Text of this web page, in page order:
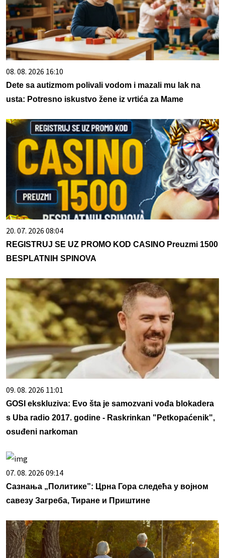
08. 08. 2026 16:10
Dete sa autizmom polivali vodom i mazali mu lak na
usta: Potresno iskustvo žene iz vrtića za Mame
20. 07. 2026 08:04
REGISTRUJ SE UZ PROMO KOD CASINO Preuzmi 1500
BESPLATNIH SPINOVA
09. 08. 2026 11:01
GOSI ekskluziva: Evo šta je samozvani vođa blokadera
s Uba radio 2017. godine - Raskrinkan "Petkopaćenik",
osuđeni narkoman
07. 08. 2026 09:14
Сазнања „Политике”: Црна Гора следећа у војном
савезу Загреба, Тиране и Приштине